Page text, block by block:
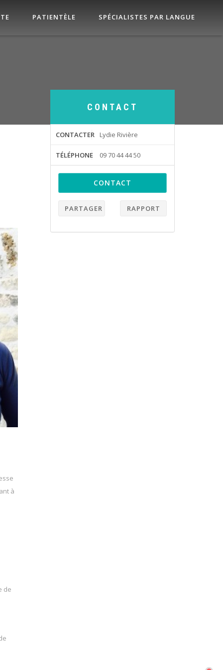
PATIENTÈLE SPÉCIALISTES PAR LANGUE
à
de
CONTACT
CONTACTER Lydie Rivière
TÉLÉPHONE 09 70 44 44 50
CONTACT
PARTAGER RAPPORT